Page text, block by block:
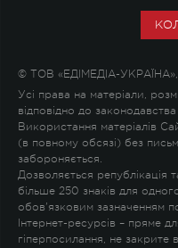
© ТОВ «ЕДІМЕДІА-
Усі права на матеріали,
відповідно до
Використання матеріалів
(в повному обсязі) без
забороняється.
Дозволяється републікація
більше 250 знаків для
обов'язковим зазначенням
Інтернет-ресурсів – пряме
гіперпосилання, не закрите